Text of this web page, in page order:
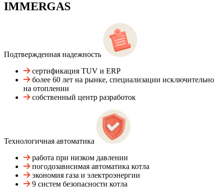
IMMERGAS
Подтвержденная надежность
сертификация TUV и ERP
более 60 лет на рынке, специализации исключительно
на отоплении
собственный центр разработок
Технологичная автоматика
работа при низком давлении
погодозависимая автоматика котла
экономия газа и электроэнергии
9 систем безопасности котла